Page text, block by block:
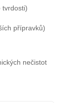
tvrdosti)
přípravků)
nečistot